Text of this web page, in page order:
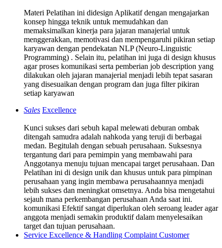
Materi Pelatihan ini didesign Aplikatif dengan mengajarkan
konsep hingga teknik untuk memudahkan dan
memaksimalkan kinerja para jajaran manajerial untuk
menggerakkan, memotivasi dan mempengaruhi pikiran setiap
karyawan dengan pendekatan NLP (Neuro-Linguistic
Programming) . Selain itu, pelatihan ini juga di design khusus
agar proses komunikasi serta pemberian job description yang
dilakukan oleh jajaran manajerial menjadi lebih tepat sasaran
yang disesuaikan dengan program dan juga filter pikiran
setiap karyawan
Sales Excellence
Kunci sukses dari sebuh kapal melewati deburan ombak
ditengah samudra adalah nahkoda yang teruji di berbagai
medan. Begitulah dengan sebuah perusahaan. Suksesnya
tergantung dari para pemimpin yang membawahi para
Anggotanya menuju tujuan mencapai target perusahaan. Dan
Pelatihan ini di design unik dan khusus untuk para pimpinan
perusahaan yang ingin membawa perusahaannya menjadi
lebih sukses dan meningkat omsetnya. Anda bisa mengetahui
sejauh mana perkembangan perusahaan Anda saat ini.
komunikasi Efektif sangat diperlukan oleh seroang leader agar
anggota menjadi semakin produktif dalam menyelesaikan
target dan tujuan perusahaan.
Service Excellence & Handling Complaint Customer